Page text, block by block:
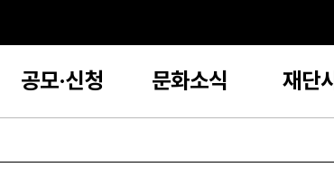
공모·신청 문화소식 재단